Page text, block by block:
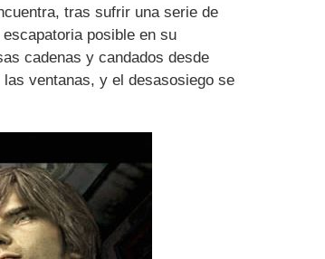
tras sufrir una serie de
posible en su
cadenas y candados desde
ventanas, y el desasosiego se